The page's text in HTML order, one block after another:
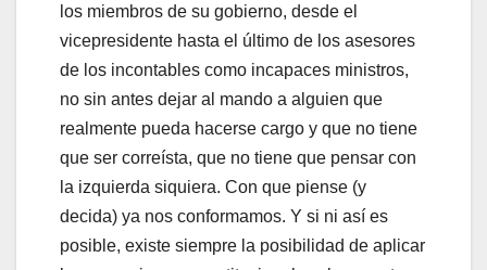
los miembros de su gobierno, desde el
vicepresidente hasta el último de los asesores
de los incontables como incapaces ministros,
no sin antes dejar al mando a alguien que
realmente pueda hacerse cargo y que no tiene
que ser correísta, que no tiene que pensar con
la izquierda siquiera. Con que piense (y
decida) ya nos conformamos. Y si ni así es
posible, existe siempre la posibilidad de aplicar